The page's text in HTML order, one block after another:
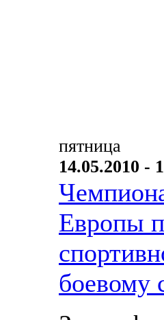
пятница
14.05.2010 -
Европы
боевому